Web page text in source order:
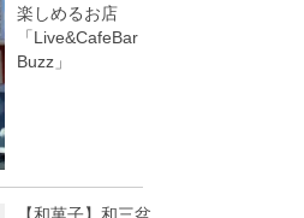
楽しめるお店
「Live&CafeBar
Buzz」